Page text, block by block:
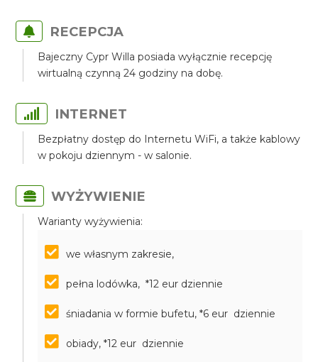
RECEPCJA
Bajeczny Cypr Willa posiada wyłącznie recepcję
wirtualną czynną 24 godziny na dobę.
INTERNET
Bezpłatny dostęp do Internetu WiFi, a także kablowy
w pokoju dziennym - w salonie.
WYŻYWIENIE
Warianty wyżywienia:
we własnym zakresie,
pełna lodówka, *12 eur dziennie
śniadania w formie bufetu, *6 eur dziennie
obiady, *12 eur dziennie